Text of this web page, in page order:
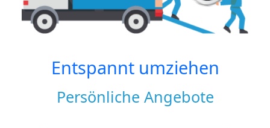
Entspannt umziehen
Persönliche Angebote